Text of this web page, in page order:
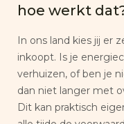
hoe werkt
In ons land kies jij er
inkoopt. Is je
verhuizen, of ben je
dan niet langer met
Dit kan praktisch